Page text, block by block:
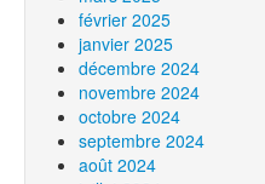
février 2025
janvier 2025
décembre 2024
novembre 2024
octobre 2024
septembre 2024
août 2024